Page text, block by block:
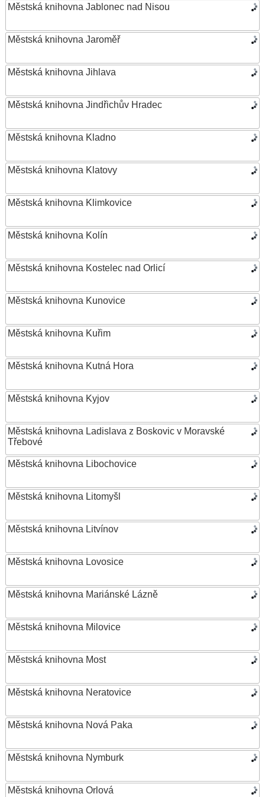
Městská knihovna Jablonec nad Nisou
Městská knihovna Jaroměř
Městská knihovna Jihlava
Městská knihovna Jindřichův Hradec
Městská knihovna Kladno
Městská knihovna Klatovy
Městská knihovna Klimkovice
Městská knihovna Kolín
Městská knihovna Kostelec nad Orlicí
Městská knihovna Kunovice
Městská knihovna Kuřim
Městská knihovna Kutná Hora
Městská knihovna Kyjov
Městská knihovna Ladislava z Boskovic v Moravské
Třebové
Městská knihovna Libochovice
Městská knihovna Litomyšl
Městská knihovna Litvínov
Městská knihovna Lovosice
Městská knihovna Mariánské Lázně
Městská knihovna Milovice
Městská knihovna Most
Městská knihovna Neratovice
Městská knihovna Nová Paka
Městská knihovna Nymburk
Městská knihovna Orlová